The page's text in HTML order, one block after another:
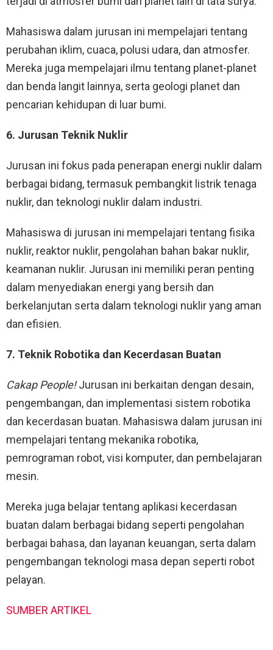
Mahasiswa dalam jurusan ini mempelajari tentang
perubahan iklim, cuaca, polusi udara, dan atmosfer.
Mereka juga mempelajari ilmu tentang planet-planet
dan benda langit lainnya, serta geologi planet dan
pencarian kehidupan di luar bumi.
6. Jurusan Teknik Nuklir
Jurusan ini fokus pada penerapan energi nuklir dalam
berbagai bidang, termasuk pembangkit listrik tenaga
nuklir, dan teknologi nuklir dalam industri.
Mahasiswa di jurusan ini mempelajari tentang fisika
nuklir, reaktor nuklir, pengolahan bahan bakar nuklir,
keamanan nuklir. Jurusan ini memiliki peran penting
dalam menyediakan energi yang bersih dan
berkelanjutan serta dalam teknologi nuklir yang aman
dan efisien.
7. Teknik Robotika dan Kecerdasan Buatan
Cakap People!Jurusan ini berkaitan dengan desain,
pengembangan, dan implementasi sistem robotika
dan kecerdasan buatan. Mahasiswa dalam jurusan ini
mempelajari tentang mekanika robotika,
pemrograman robot, visi komputer, dan pembelajaran
mesin.
Mereka juga belajar tentang aplikasi kecerdasan
buatan dalam berbagai bidang seperti pengolahan
berbagai bahasa, dan layanan keuangan, serta dalam
pengembangan teknologi masa depan seperti robot
pelayan.
SUMBER ARTIKEL